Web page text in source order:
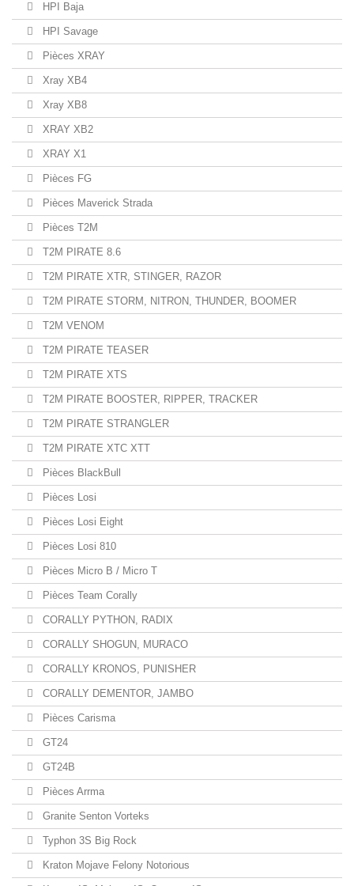
HPI Baja
HPI Savage
Pièces XRAY
Xray XB4
Xray XB8
XRAY XB2
XRAY X1
Pièces FG
Pièces Maverick Strada
Pièces T2M
T2M PIRATE 8.6
T2M PIRATE XTR, STINGER, RAZOR
T2M PIRATE STORM, NITRON, THUNDER, BOOMER
T2M VENOM
T2M PIRATE TEASER
T2M PIRATE XTS
T2M PIRATE BOOSTER, RIPPER, TRACKER
T2M PIRATE STRANGLER
T2M PIRATE XTC XTT
Pièces BlackBull
Pièces Losi
Pièces Losi Eight
Pièces Losi 810
Pièces Micro B / Micro T
Pièces Team Corally
CORALLY PYTHON, RADIX
CORALLY SHOGUN, MURACO
CORALLY KRONOS, PUNISHER
CORALLY DEMENTOR, JAMBO
Pièces Carisma
GT24
GT24B
Pièces Arrma
Granite Senton Vorteks
Typhon 3S Big Rock
Kraton Mojave Felony Notorious